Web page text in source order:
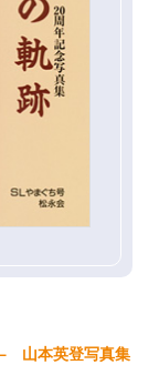
山本英登写真集